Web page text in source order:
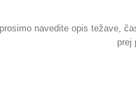
navedite opis težave,
prej